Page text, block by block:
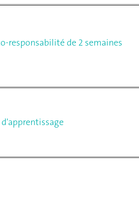
responsabilité de 2 semaines
d'apprentissage